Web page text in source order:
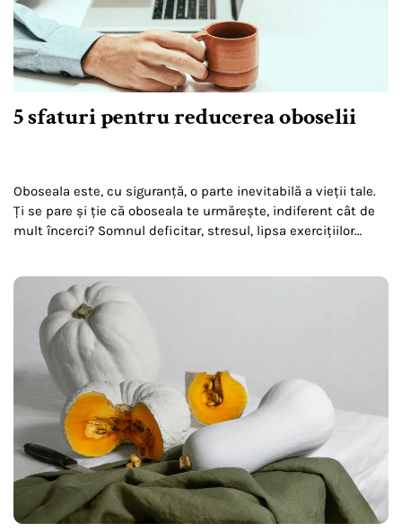
5 sfaturi pentru reducerea oboselii
Oboseala este, cu siguranță, o parte inevitabilă a vieții tale.
Ți se pare și ție că oboseala te urmărește, indiferent cât de
mult încerci? Somnul deficitar, stresul, lipsa exercițiilor